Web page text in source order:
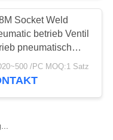
Socket Weld
betrieb Ventil
pneumatisch
/PC MOQ:1 Satz